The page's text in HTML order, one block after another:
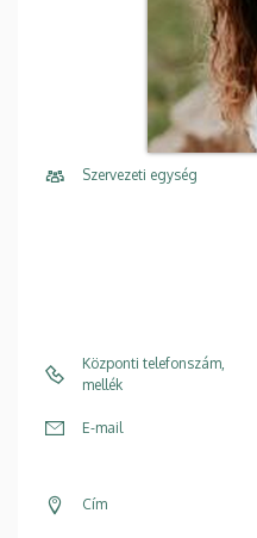
Szervezeti egység
Központi telefonszám,
mellék
E-mail
Cím